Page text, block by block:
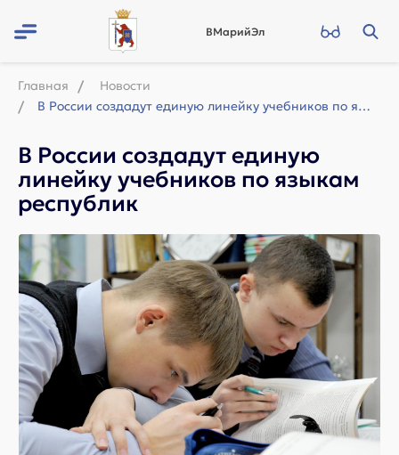
ВМарийЭл
Главная
Новости
В России создадут единую линейку учебников по языкам республик
В России создадут единую
линейку учебников по языкам
республик